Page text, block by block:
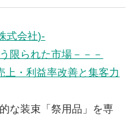
式会社)-
限られた市場－－－
上・利益率改善と集客力
な装束「祭用品」を専